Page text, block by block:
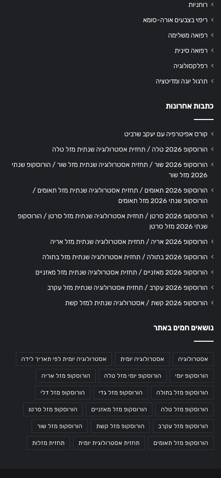
רוחניות
ריפוי בצבעים אורה-סומא
רפואה משלימה
רפואה סינית
רפלקסולוגיה
תרגול יוגה ומדיטציה
כתבות אחרונות
קורס אפיטרפיה עם יעקב שרביט
הורוסקופ 2026 טלה / תחזית אסטרולוגיה שנתית מזל טלה
הורוסקופ 2026 שור / תחזית אסטרולוגיה שנתית מזל שור / הורוסקופ שנתי
2026 מזל שור
הורוסקופ 2026 תאומים / תחזית אסטרולוגיה שנתית מזל תאומים /
הורוסקופ שנתי 2026 מזל תאומים
הורוסקופ 2026 סרטן / תחזית אסטרולוגיה שנתית מזל סרטן / הורוסקופ
שנתי 2026 מזל סרטן
הורוסקופ 2026 אריה / תחזית אסטרולוגיה שנתית מזל אריה
הורוסקופ 2026 בתולה / תחזית אסטרולוגיה שנתית מזל בתולה
הורוסקופ 2026 מאזניים / תחזית אסטרולוגיה שנתית מזל מאזניים
הורוסקופ 2026 עקרב / תחזית אסטרולוגיה שנתית מזל עקרב
הורוסקופ 2026 קשת / אסטרולוגיה שנתית למזל קשת
נושאים חמים באתר
אסטרולוגיה אסטרולוגיה יומית אסטרולוגיה יומית לפי תאריך לידה
הורוסקופ יומי הורוסקופ יומי מזל טלה הורוסקופ מזל אריה
הורוסקופ מזל בתולה הורוסקופ מזל גדי הורוסקופ מזל דלי
הורוסקופ מזל טלה הורוסקופ מזל מאזניים הורוסקופ מזל סרטן
הורוסקופ מזל עקרב הורוסקופ מזל קשת הורוסקופ מזל שור
הורוסקופ מזל תאומים תחזית אסטרולוגית יומית תחזית מזלות